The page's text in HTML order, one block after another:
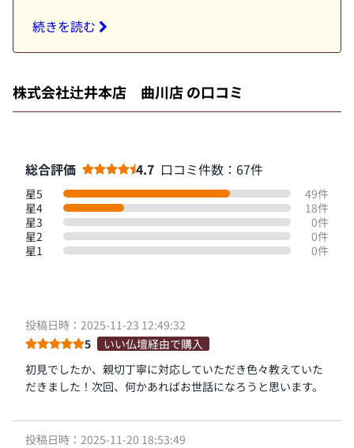
続きを読む
株式会社辻井本店 曲川店 の口コミ
総合評価 4.7 口コミ件数：67件
星5
49件
星4
18件
星3
0件
星2
0件
星1
0件
投稿日時：2025-11-23 12:49:32
5
いい仏壇経由で購入
初見でしたか、親切丁寧に対応していただき色々教えていた
だきました！次回、何かあればお世話になろうと思います。
投稿日時：2025-11-20 18:53:49